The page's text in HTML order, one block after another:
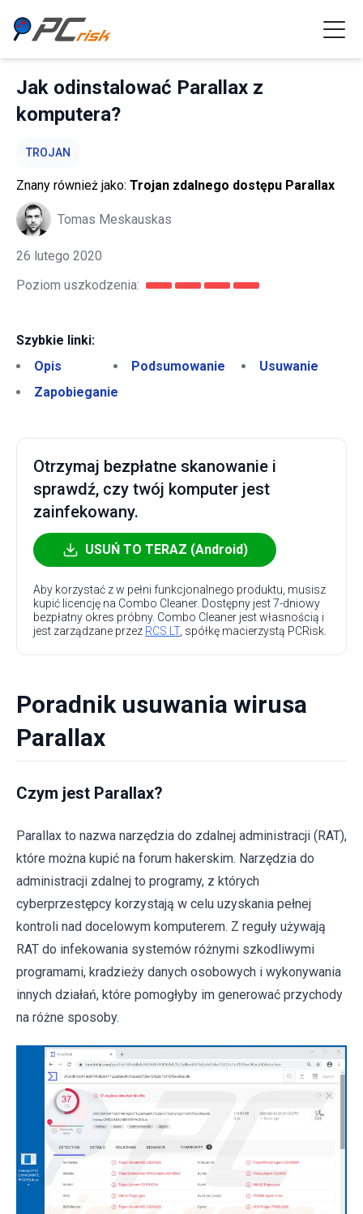
Jak odinstalować Parallax z
komputera?
TROJAN
Znany również jako: Trojan zdalnego dostępu Parallax
Tomas Meskauskas
26 lutego 2020
Poziom uszkodzenia:
Szybkie linki:
Opis
Podsumowanie
Usuwanie
Zapobieganie
Otrzymaj bezpłatne skanowanie i
sprawdź, czy twój komputer jest
zainfekowany.
USUŃ TO TERAZ (Android)
Aby korzystać z w pełni funkcjonalnego produktu, musisz
kupić licencję na Combo Cleaner. Dostępny jest 7-dniowy
bezpłatny okres próbny. Combo Cleaner jest własnością i
jest zarządzane przez RCS LT, spółkę macierzystą PCRisk.
Poradnik usuwania wirusa
Parallax
Czym jest Parallax?
Parallax to nazwa narzędzia do zdalnej administracji (RAT),
które można kupić na forum hakerskim. Narzędzia do
administracji zdalnej to programy, z których
cyberprzestępcy korzystają w celu uzyskania pełnej
kontroli nad docelowym komputerem. Z reguły używają
RAT do infekowania systemów różnymi szkodliwymi
programami, kradzieży danych osobowych i wykonywania
innych działań, które pomogłyby im generować przychody
na różne sposoby.